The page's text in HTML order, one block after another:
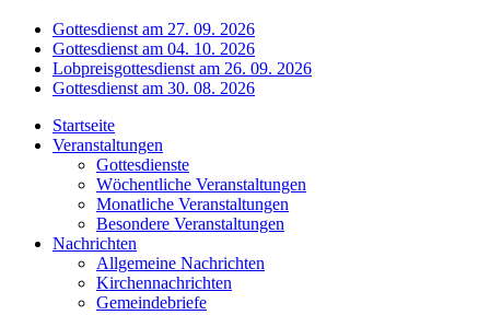
Gottesdienst am 27. 09. 2026
Gottesdienst am 04. 10. 2026
Lobpreisgottesdienst am 26. 09. 2026
Gottesdienst am 30. 08. 2026
Startseite
Veranstaltungen
Gottesdienste
Wöchentliche Veranstaltungen
Monatliche Veranstaltungen
Besondere Veranstaltungen
Nachrichten
Allgemeine Nachrichten
Kirchennachrichten
Gemeindebriefe